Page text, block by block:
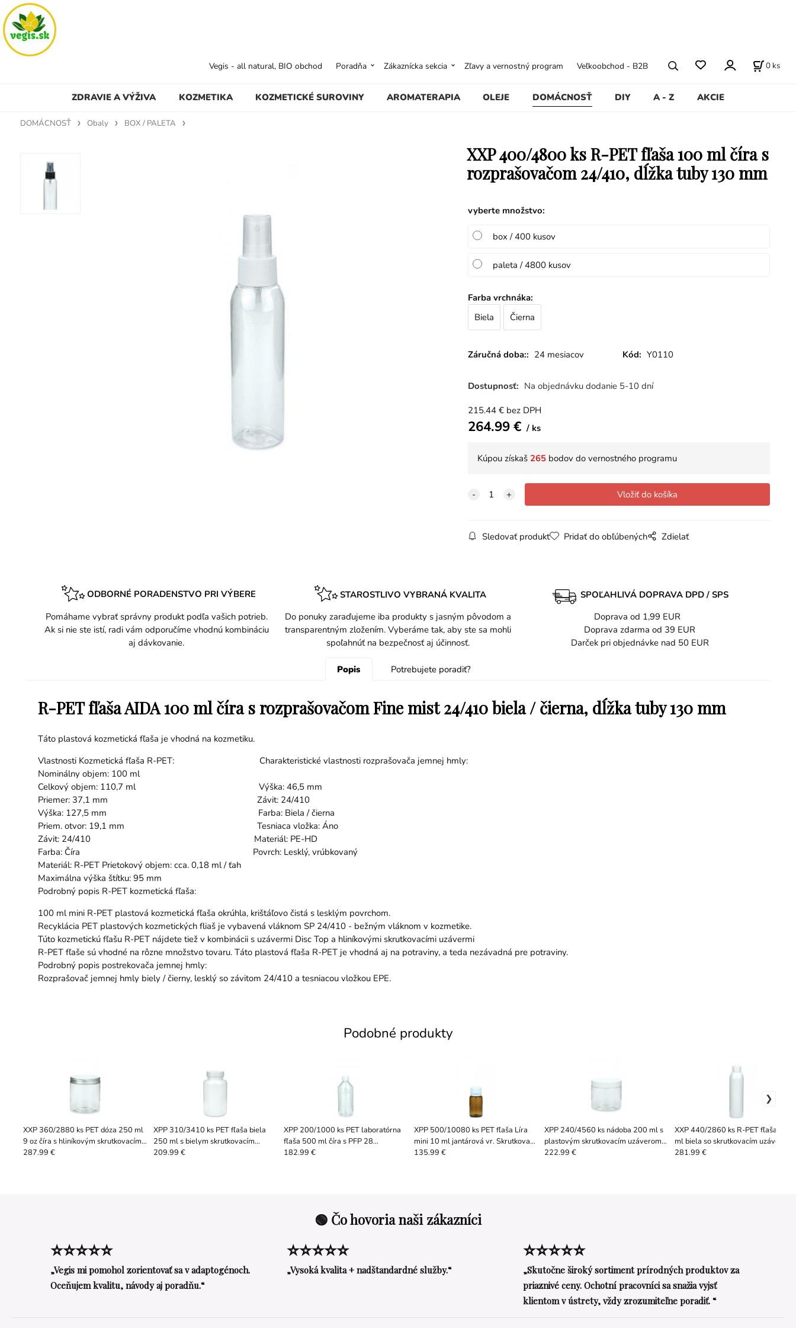
ZDRAVIE A VÝŽIVA KOZMETIKA KOZMETICKÉ SUROVINY AROMATERAPIA OLEJE DOMÁCNOSŤ DIY A - Z AKCIE
Vegis - all natural, BIO obchod Poradňa Zákaznícka sekcia Zľavy a vernostný program Veľkoobchod - B2B 0 ks
DOMÁCNOSŤ Obaly BOX / PALETA
XXP 400/4800 ks R-PET fľaša 100 ml číra s
rozprašovačom 24/410, dĺžka tuby 130 mm
vyberte množstvo:
box / 400 kusov
paleta / 4800 kusov
Farba vrchnáka:
Biela
Čierna
Záručná doba:: 24 mesiacov Kód: Y0110
Dostupnosť: Na objednávku dodanie 5-10 dní
215.44€ bez DPH
264.99€ ks
Kúpou získaš 265bodov do vernostného programu
Sledovať produkt Pridať do obľúbených Zdielať
ODBORNÉ PORADENSTVO PRI VÝBERE
Pomáhame vybrať správny produkt podľa vašich potrieb.
Ak si nie ste istí, radi vám odporučíme vhodnú kombináciu
aj dávkovanie.
STAROSTLIVO VYBRANÁ KVALITA
Do ponuky zaraďujeme iba produkty s jasným pôvodom a
transparentným zložením. Vyberáme tak, aby ste sa mohli
spoľahnúť na bezpečnosť aj účinnosť.
SPOĽAHLIVÁ DOPRAVA DPD / SPS
Doprava od 1,99 EUR
Doprava zdarma od 39 EUR
Darček pri objednávke nad 50 EUR
Popis Potrebujete poradiť?
R-PET fľaša AIDA 100 ml číra s rozprašovačom Fine mist 24/410 biela / čierna, dĺžka tuby 130 mm
Táto plastová kozmetická fľaša je vhodná na kozmetiku.
Vlastnosti Kozmetická fľaša R-PET: Charakteristické vlastnosti rozprašovača jemnej hmly:
Nominálny objem: 100 ml
Celkový objem: 110,7 ml Výška: 46,5 mm
Priemer: 37,1 mm Závit: 24/410
Výška: 127,5 mm Farba: Biela / čierna
Priem. otvor: 19,1 mm Tesniaca vložka: Áno
Závit: 24/410 Materiál: PE-HD
Farba: Číra Povrch: Lesklý, vrúbkovaný
Materiál: R-PET Prietokový objem: cca. 0,18 ml / ťah
Maximálna výška štítku: 95 mm
Podrobný popis R-PET kozmetická fľaša:
100 ml mini R-PET plastová kozmetická fľaša okrúhla, krištáľovo čistá s lesklým povrchom.
Recyklácia PET plastových kozmetických fliaš je vybavená vláknom SP 24/410 - bežným vláknom v kozmetike.
Túto kozmetickú fľašu R-PET nájdete tiež v kombinácii s uzávermi Disc Top a hliníkovými skrutkovacími uzávermi
R-PET fľaše sú vhodné na rôzne množstvo tovaru. Táto plastová fľaša R-PET je vhodná aj na potraviny, a teda nezávadná pre potraviny.
Podrobný popis postrekovača jemnej hmly:
Rozprašovač jemnej hmly biely / čierny, lesklý so závitom 24/410 a tesniacou vložkou EPE.
Podobné produkty
XXP 360/2880 ks PET dóza 250 ml
9 oz číra s hliníkovým skrutkovacím
viečkom s EPE vložkou
287.99 €
XPP 310/3410 ks PET fľaša biela
250 ml s bielym skrutkovacím
uzáverom 45/400 s EPE vložkou
209.99 €
XPP 200/1000 ks PET laboratórna
fľaša 500 ml číra s PFP 28
skrutkovacím uzáverom bielym
182.99 €
XPP 500/10080 ks PET fľaša Líra
mini 10 ml jantárová vr. Skrutkovací
uzáver 18 mm
135.99 €
XPP 240/4560 ks nádoba 200 ml s
plastovým skrutkovacím uzáverom
biela 70/400 s EPE vložkou
222.99 €
XXP 440/2860 ks R-PET fľaša 200
ml biela so skrutkovacím uzáverom
24/410
281.99 €
🟢 Čo hovoria naši zákazníci
⭐⭐⭐⭐⭐
„Vegis mi pomohol zorientovať sa v adaptogénoch.
Oceňujem kvalitu, návody aj poradňu.“
⭐⭐⭐⭐⭐
„Vysoká kvalita + nadštandardné služby.“
⭐⭐⭐⭐⭐
„Skutočne široký sortiment prírodných produktov za
priaznivé ceny. Ochotní pracovníci sa snažia vyjsť
klientom v ústrety, vždy zrozumiteľne poradiť. “